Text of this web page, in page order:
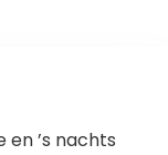
’s nachts